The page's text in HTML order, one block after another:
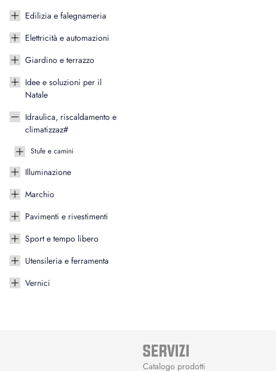
Edilizia e falegnameria
Elettricità e automazioni
Giardino e terrazzo
Idee e soluzioni per il
Natale
Idraulica, riscaldamento e
climatizzaz#
Stufe e camini
Illuminazione
Marchio
Pavimenti e rivestimenti
Sport e tempo libero
Utensileria e ferramenta
Vernici
SERVIZI
Catalogo prodotti